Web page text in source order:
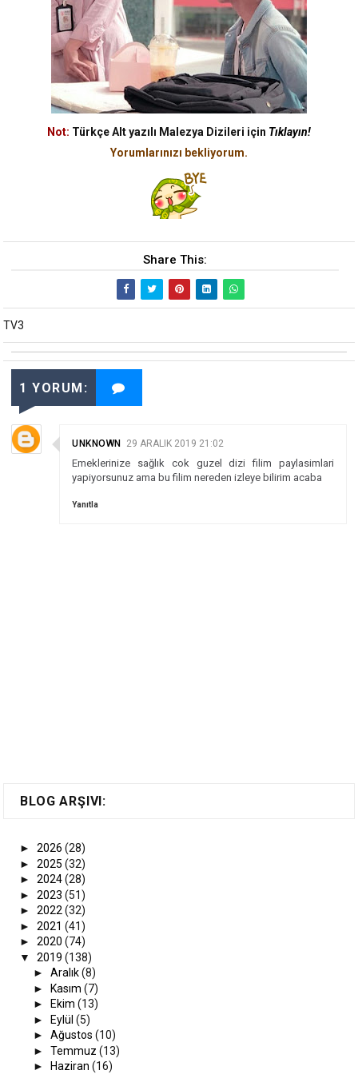
Not: Türkçe Alt yazılı Malezya Dizileri için Tıklayın!
Yorumlarınızı bekliyorum.
Share This:
TV3
1 YORUM:
UNKNOWN 29 ARALIK 2019 21:02
Emeklerinize sağlık cok guzel dizi filim paylasimlari
yapiyorsunuz ama bu filim nereden izleye bilirim acaba
Yanıtla
BLOG ARŞIVI:
►2026(28)
►2025(32)
►2024(28)
►2023(51)
►2022(32)
►2021(41)
►2020(74)
▼2019(138)
►Aralık(8)
►Kasım(7)
►
Ekim(13)
►Eylül(5)
►Ağustos(10)
►Temmuz(13)
►
Haziran(16)